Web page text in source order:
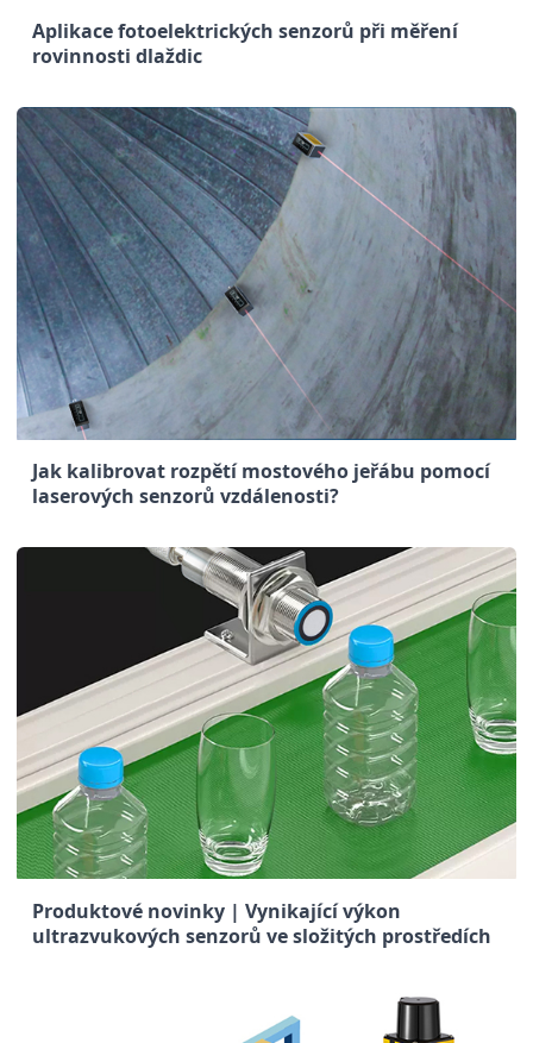
Aplikace fotoelektrických senzorů při měření
rovinnosti dlaždic
Jak kalibrovat rozpětí mostového jeřábu pomocí
laserových senzorů vzdálenosti?
Produktové novinky | Vynikající výkon
ultrazvukových senzorů ve složitých prostředích